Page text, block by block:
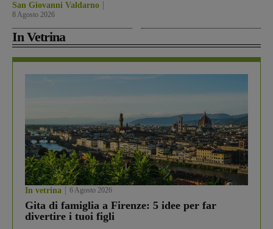
San Giovanni Valdarno
8 Agosto 2026
In Vetrina
In vetrina 6 Agosto 2026
Gita di famiglia a Firenze: 5 idee per far
divertire i tuoi figli